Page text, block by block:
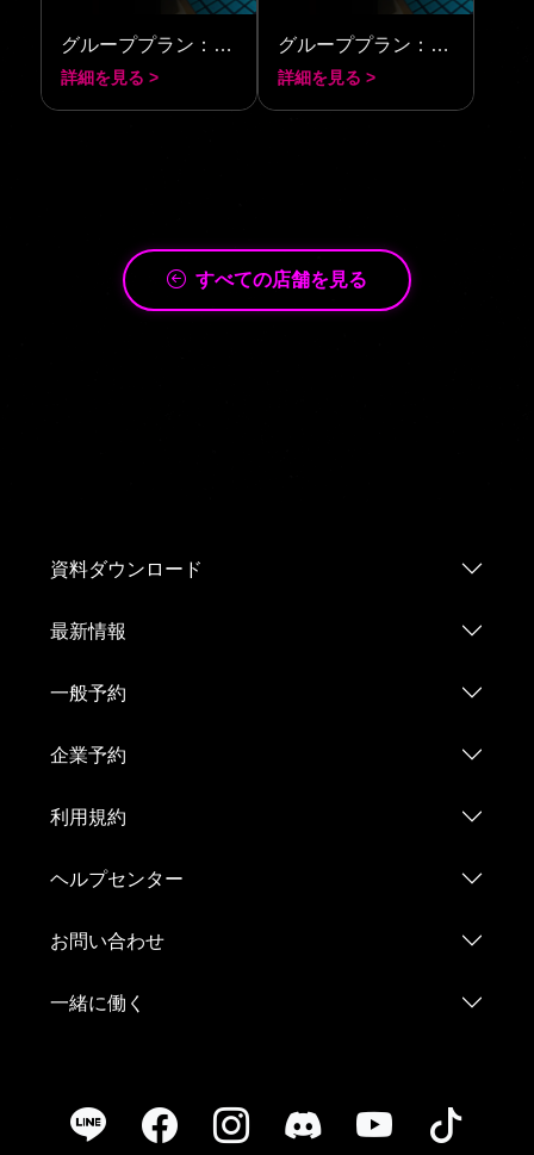
グループプラン：ライトニング・パーティー
詳細を見る >
グループプラン：ライトニング・フェスティバル
詳細を見る >
すべての店舗を見る
資料ダウンロード
最新情報
一般予約
企業予約
利用規約
ヘルプセンター
お問い合わせ
一緒に働く